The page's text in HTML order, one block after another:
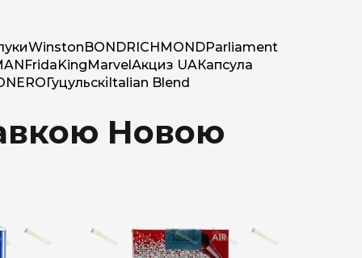
WinstonBONDRICHMONDParliament
FridaKingMarvelАкциз UAКапсула
NEROГуцульскіItalian Blend
Новою